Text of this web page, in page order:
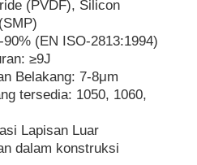
dilapisi warna
(PVDF), Silicon
(EN ISO-2813:1994)
≥9J
Belakang: 7-8μm
tersedia: 1050, 1060,
Lapisan Luar
dalam konstruksi